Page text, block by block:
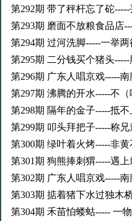
第292期 带了秤杆忘了砣-----
第293期 磨面不放粮食品店
第294期 过河洗脚-----一举两
第295期 二分钱买个猪头
第296期 广东人唱京戏-----南
第297期 沸腾的开水-----不（
第298期 隔年的金子-----抵不
第299期 叩头拜把子-----称兄
第300期 绿叶着火烤-----非黄
第301期 狗熊捧刺猬-----遇
第302期 广东人唱京戏-----南
第303期 掂着猪下水过独木
第304期 禾苗怕蝼蛄----- 一